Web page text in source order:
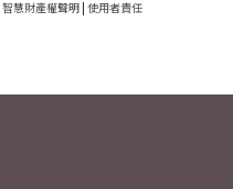
智慧財產權聲明 | 使用者責任